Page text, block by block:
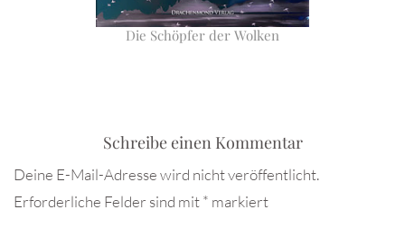
Die Schöpfer der Wolken
Schreibe einen Kommentar
Deine E-Mail-Adresse wird nicht veröffentlicht.
Erforderliche Felder sind mit* markiert